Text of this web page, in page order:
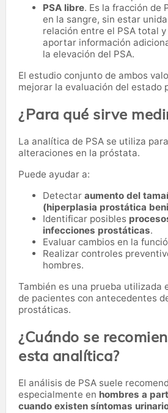
PSA libre. Es la fracción de
en la sangre, sin estar
relación entre el PSA total
aportar información
la elevación del PSA.
El estudio conjunto de ambos
mejorar la evaluación del estado
¿Para qué sirve
La analítica de PSA se utiliza
alteraciones en la próstata.
Puede ayudar a:
Detectar aumento del
(hiperplasia prostática
Identificar posibles
infecciones prostáticas.
Evaluar cambios en la
Realizar controles
hombres.
También es una prueba utilizada
de pacientes con antecedentes
prostáticas.
¿Cuándo se
esta analítica?
El análisis de PSA suele
especialmente en hombres a
cuando existen síntomas